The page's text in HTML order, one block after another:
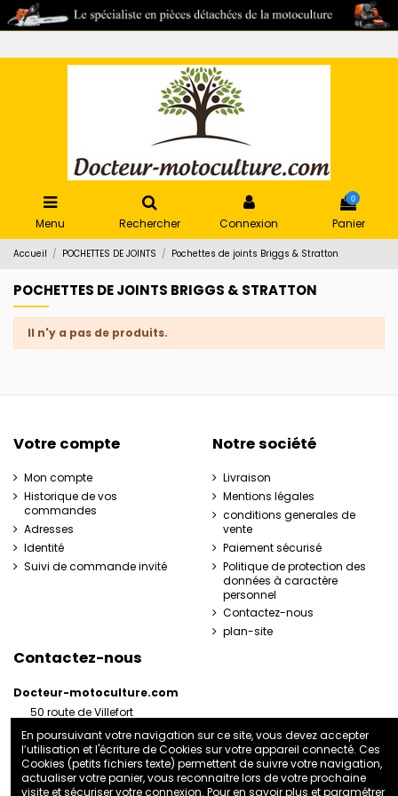
Menu Rechercher Connexion
0
Panier
Accueil POCHETTES DE JOINTS Pochettes de joints Briggs & Stratton
POCHETTES DE JOINTS BRIGGS & STRATTON
Il n'y a pas de produits.
Votre compte
Mon compte
Historique de vos
commandes
Adresses
Identité
Suivi de commande invité
Notre société
Livraison
Mentions légales
conditions generales de
vente
Paiement sécurisé
Politique de protection des
données à caractère
personnel
Contactez-nous
plan-site
Contactez-nous
Docteur-motoculture.com
50 route de Villefort
France
06 35 41 62 07
docteurmotoculture2@gmail.com
En poursuivant votre navigation sur ce site, vous devez accepter
l’utilisation et l'écriture de Cookies sur votre appareil connecté. Ces
Cookies (petits fichiers texte) permettent de suivre votre navigation,
actualiser votre panier, vous reconnaitre lors de votre prochaine
visite et sécuriser votre connexion. Pour en savoir plus et paramétrer